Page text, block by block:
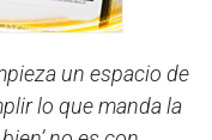
un espacio de
lo que manda la